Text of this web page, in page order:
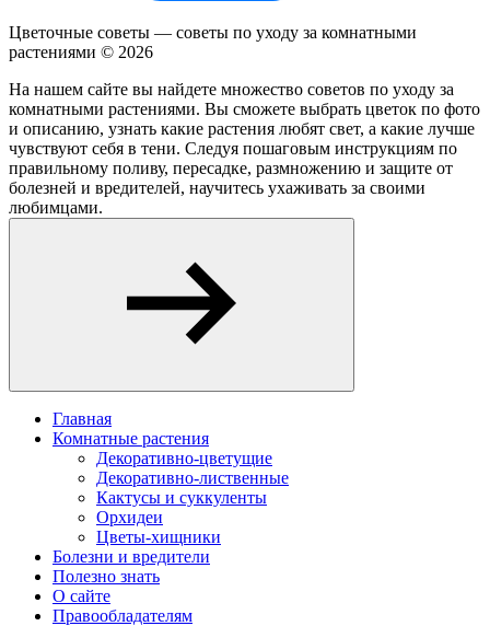
Цветочные советы — советы по уходу за комнатными
растениями © 2026
На нашем сайте вы найдете множество советов по уходу за
комнатными растениями. Вы сможете выбрать цветок по фото
и описанию, узнать какие растения любят свет, а какие лучше
чувствуют себя в тени. Следуя пошаговым инструкциям по
правильному поливу, пересадке, размножению и защите от
болезней и вредителей, научитесь ухаживать за своими
любимцами.
Главная
Комнатные растения
Декоративно-цветущие
Декоративно-лиственные
Кактусы и суккуленты
Орхидеи
Цветы-хищники
Болезни и вредители
Полезно знать
О сайте
Правообладателям